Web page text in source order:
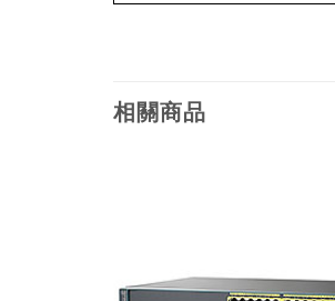
相關商品